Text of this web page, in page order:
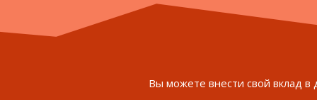
Вы можете внести свой вклад в